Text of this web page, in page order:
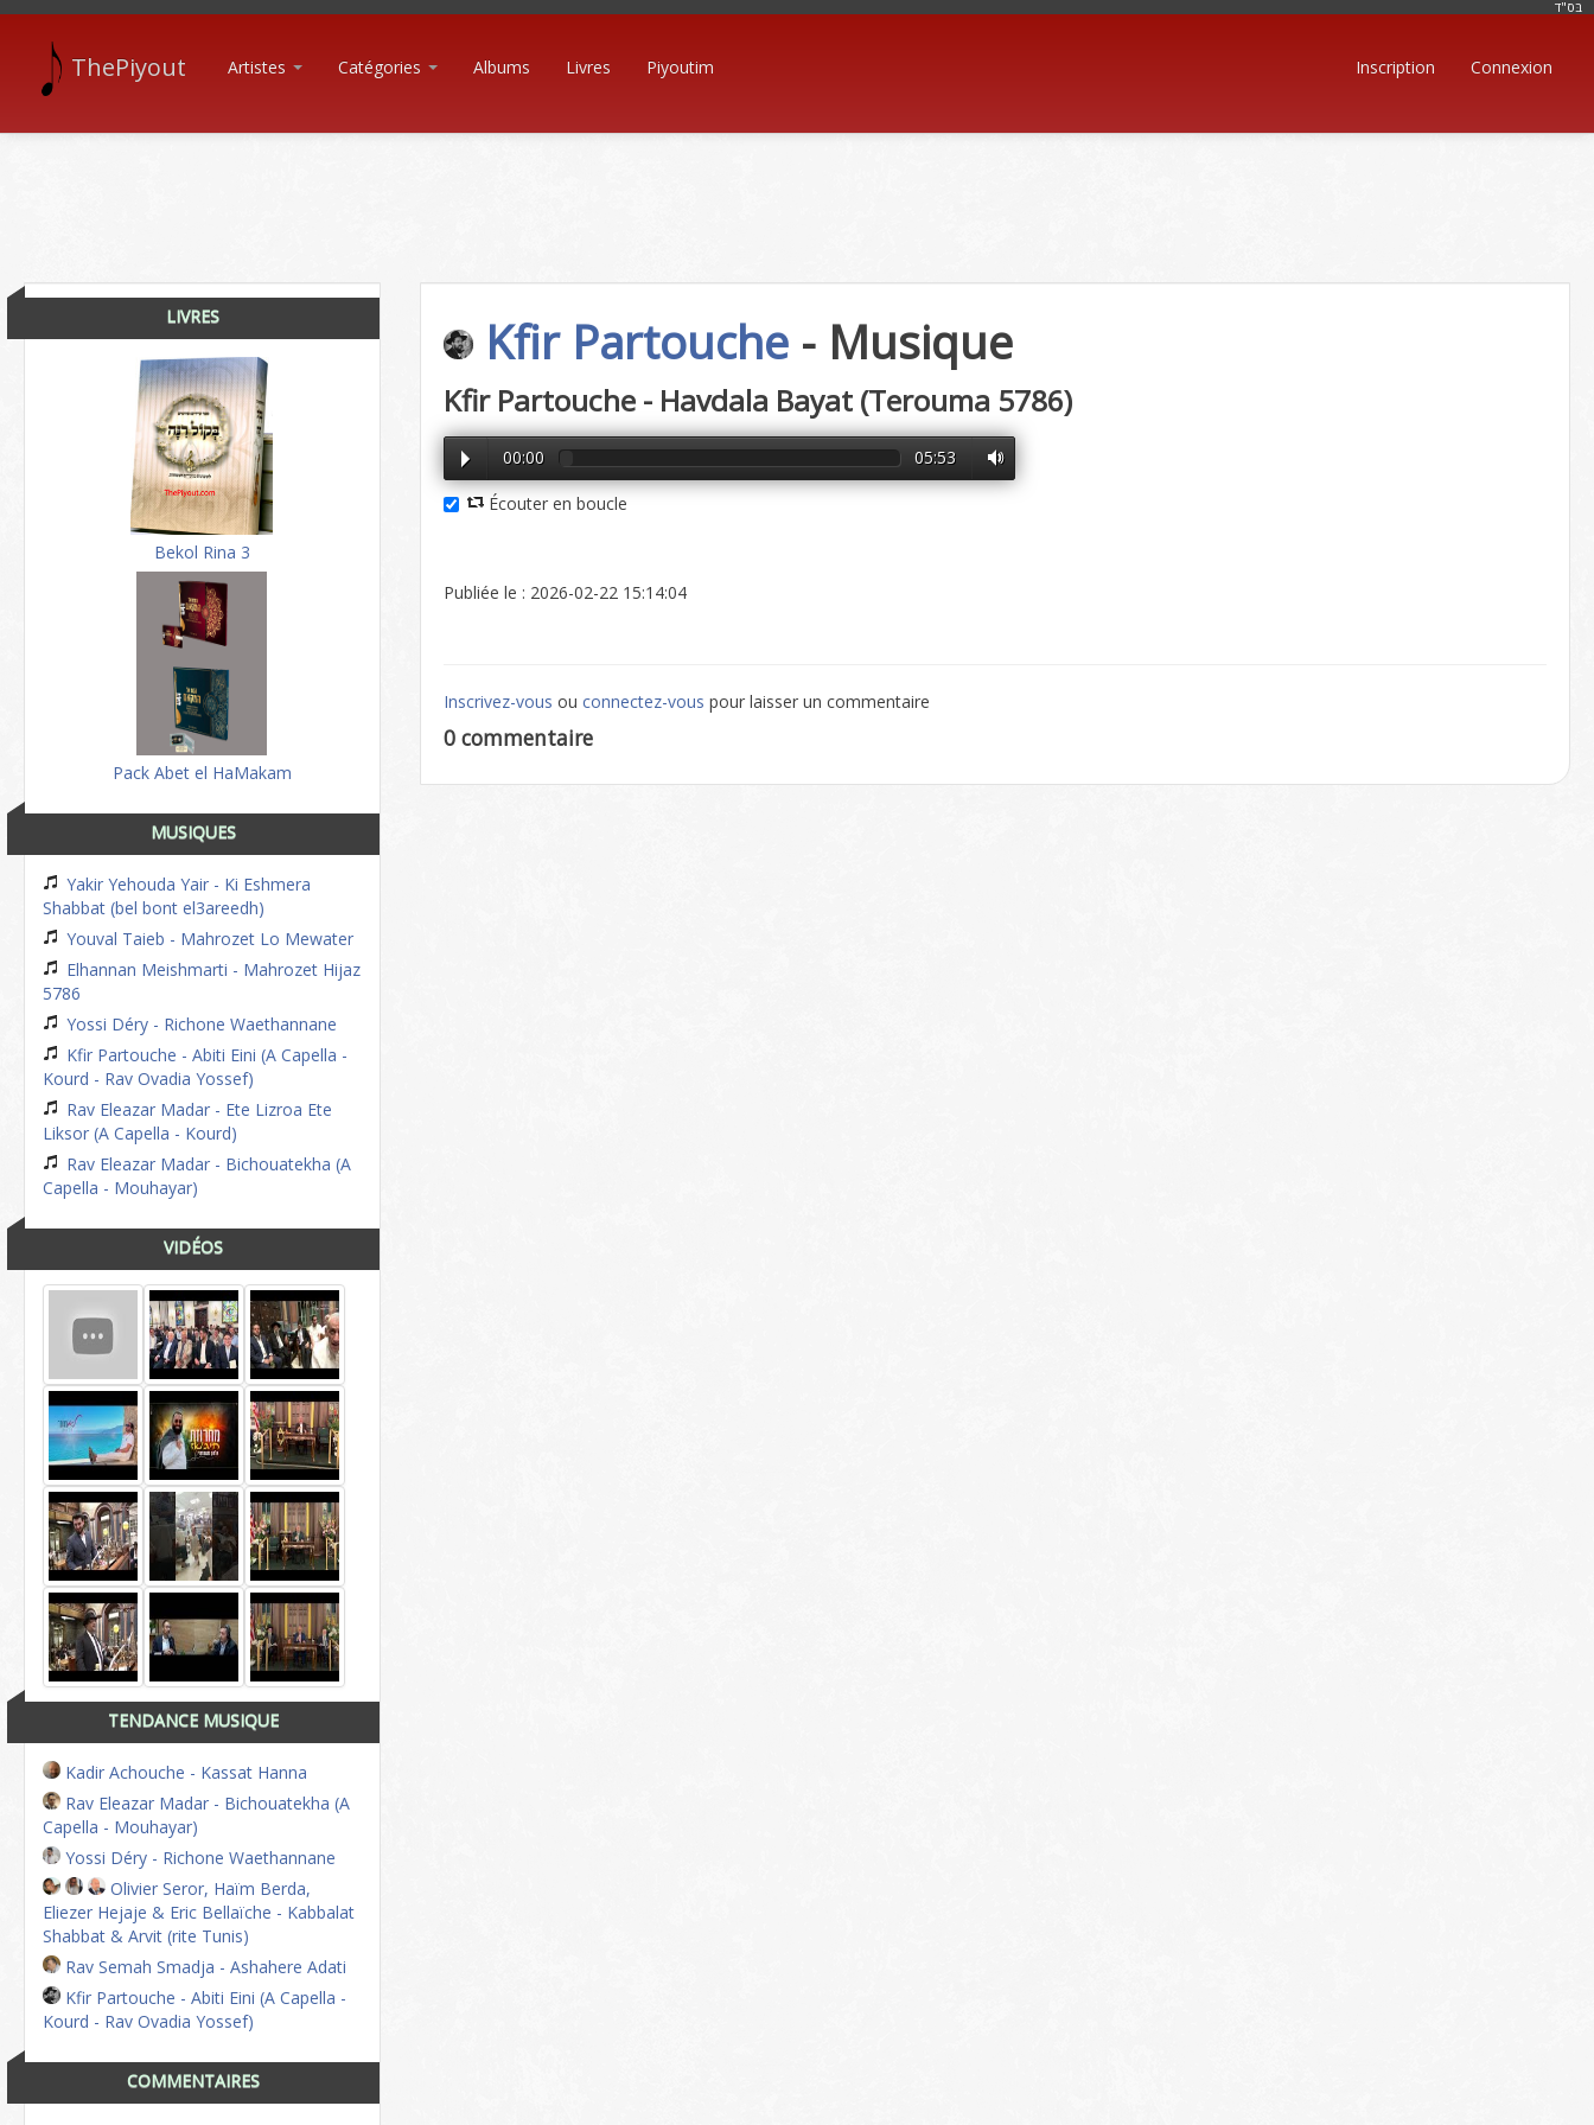
בּס"ד
ThePiyout Artistes Catégories Albums Livres Piyoutim Inscription Connexion
LIVRES
Bekol Rina 3
Pack Abet el HaMakam
MUSIQUES
Yakir Yehouda Yair - Ki Eshmera
Shabbat (bel bont el3areedh)
Youval Taieb - Mahrozet Lo Mewater
Elhannan Meishmarti - Mahrozet Hijaz
5786
Yossi Déry - Richone Waethannane
Kfir Partouche - Abiti Eini (A Capella -
Kourd - Rav Ovadia Yossef)
Rav Eleazar Madar - Ete Lizroa Ete
Liksor (A Capella - Kourd)
Rav Eleazar Madar - Bichouatekha (A
Capella - Mouhayar)
VIDÉOS
TENDANCE MUSIQUE
Kadir Achouche - Kassat Hanna
Rav Eleazar Madar - Bichouatekha (A
Capella - Mouhayar)
Yossi Déry - Richone Waethannane
Olivier Seror, Haïm Berda,
Eliezer Hejaje & Eric Bellaïche - Kabbalat
Shabbat & Arvit (rite Tunis)
Rav Semah Smadja - Ashahere Adati
Kfir Partouche - Abiti Eini (A Capella -
Kourd - Rav Ovadia Yossef)
COMMENTAIRES
Kfir Partouche - Musique
Kfir Partouche - Havdala Bayat (Terouma 5786)
00:00 05:53
Écouter en boucle
Publiée le : 2026-02-22 15:14:04
Inscrivez-vous ouconnectez-vous pour laisser un commentaire
0 commentaire